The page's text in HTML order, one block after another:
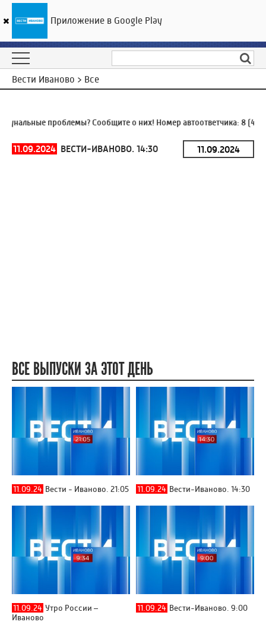
ГТРК «Ивтелерадио»
Вести Иваново > Все
проблемы? Сообщите о них! Номер автоответчика:8
11.09.2024 ВЕСТИ-ИВАНОВО. 14:30
ВСЕ ВЫПУСКИ ЗА ЭТОТ ДЕНЬ
11.09.24 Вести - Иваново. 21:05 11.09.24 Вести-Иваново. 14:30
11.09.24 Утро России –
Иваново
11.09.24 Вести-Иваново. 9:00
Приложение в Google Play